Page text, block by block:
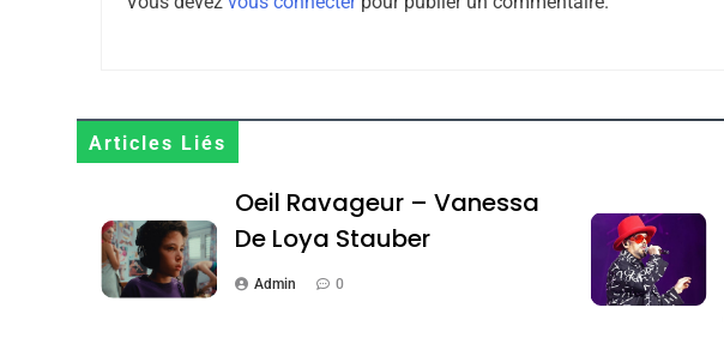
Articles Liés
Oeil Ravageur – Vanessa
De Loya Stauber
Admin 0
Terroir